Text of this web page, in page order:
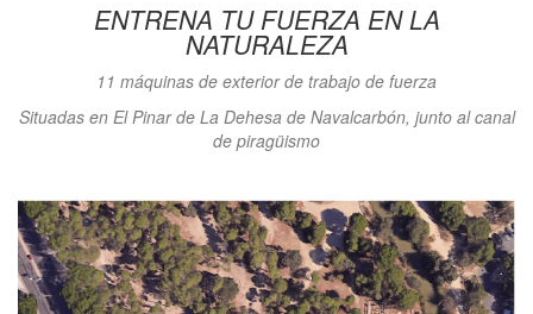
ENTRENA TU FUERZA EN LA
NATURALEZA
11 máquinas de exterior de trabajo de fuerza
Situadas en El Pinar de La Dehesa de Navalcarbón, junto al canal
de piragüismo